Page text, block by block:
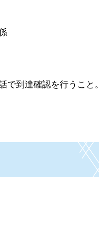
で到達確認を行うこと。